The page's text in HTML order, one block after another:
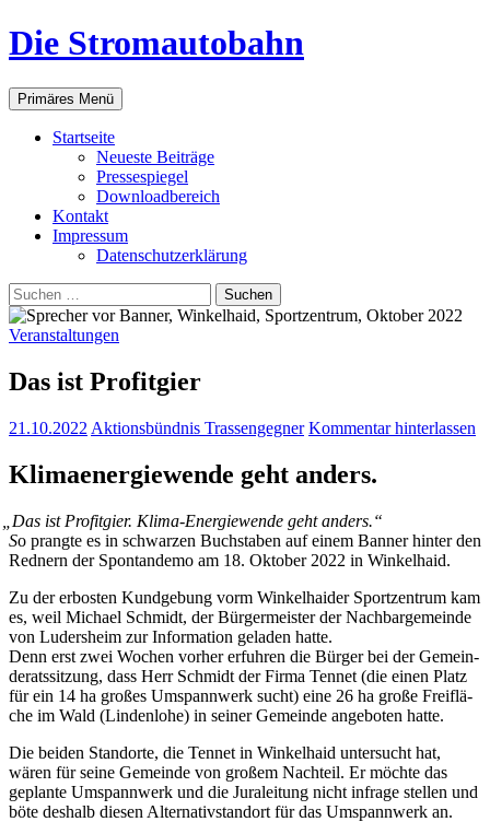
Zum
Inhalt
Die Stromautobahn
Suchen
Primäres Menü
Start­sei­te
Neu­es­te Beiträge
Pres­se­spie­gel
Down­load­be­reich
Kon­takt
Impres­sum
Daten­schutz­er­klä­rung
Suchen
nach:
Veranstaltungen
Das ist Profitgier
21.10.2022 Aktionsbündnis Trassengegner Kommentar hinterlassen
Kli­ma­ener­gie­wen­de geht anders.
Das ist Pro­fit­gier. Kli­ma-Ener­gie­wen­de geht anders.“
So prang­te es in schwar­zen Buch­sta­ben auf einem Ban­ner hin­ter den
Red­nern der Spon­tan­de­mo am 18. Okto­ber 2022 in Winkelhaid.
Zu der erbos­ten Kund­ge­bung vorm Win­kel­hai­der Sport­zen­trum kam
es, weil Micha­el Schmidt, der Bür­ger­meis­ter der Nach­bar­ge­mein­de
von Luders­heim zur Infor­ma­ti­on gela­den hatte.
Denn erst zwei Wochen vor­her erfuh­ren die Bür­ger bei der Gemein­
de­rats­sit­zung, dass Herr Schmidt der Fir­ma Ten­net (die einen Platz
für ein 14 ha gro­ßes Umspann­werk sucht) eine 26 ha gro­ße Frei­flä­
che im Wald (Lin­den­lo­he) in sei­ner Gemein­de ange­bo­ten hatte.
Die bei­den Stand­or­te, die Ten­net in Win­kel­haid unter­sucht hat,
wären für sei­ne Gemein­de von gro­ßem Nach­teil. Er möch­te das
geplan­te Umspann­werk und die Jura­lei­tung nicht infra­ge stel­len und
böte des­halb die­sen Alter­na­tiv­stand­ort für das Umspann­werk an.